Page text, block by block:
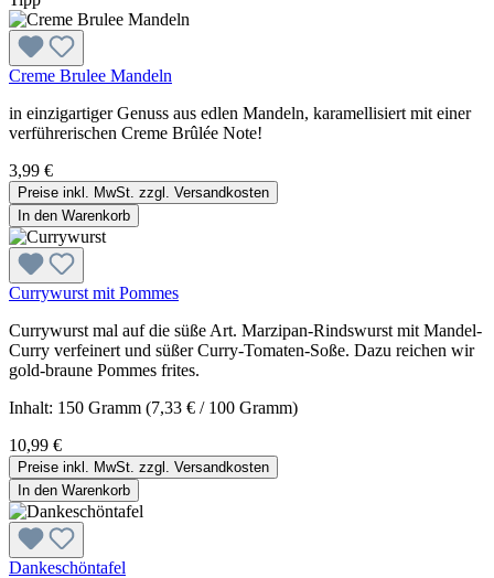
Creme Brulee Mandeln
in einzigartiger Genuss aus edlen Mandeln, karamellisiert mit einer
verführerischen Creme Brûlée Note!
3,99 €
Preise inkl. MwSt. zzgl. Versandkosten
In den Warenkorb
Currywurst mit Pommes
Currywurst mal auf die süße Art. Marzipan-Rindswurst mit Mandel-
Curry verfeinert und süßer Curry-Tomaten-Soße. Dazu reichen wir
gold-braune Pommes frites.
Inhalt: 150 Gramm (7,33 € / 100 Gramm)
10,99 €
Preise inkl. MwSt. zzgl. Versandkosten
In den Warenkorb
Dankeschöntafel